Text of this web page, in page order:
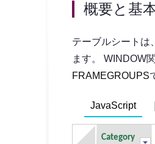
概要と基
テーブルシートは
ます。 WINDOW
FRAMEGROUPS
JavaScript